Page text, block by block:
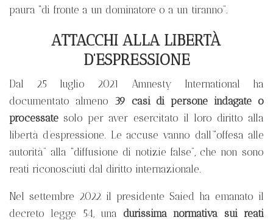
paura “di fronte a un dominatore o a un tiranno”.
ATTACCHI ALLA LIBERTÀ
D’ESPRESSIONE
Dal 25 luglio 2021 Amnesty International ha
documentato almeno
39 casi di persone indagate o
processate solo per aver esercitato il loro diritto alla
libertà d’espressione. Le accuse vanno dall’“offesa alle
autorità” alla “diffusione di notizie false”, che non sono
reati riconosciuti dal diritto internazionale.
Nel settembre 2022 il presidente Saied ha emanato il
decreto legge 54, unadurissima normativa sui reati